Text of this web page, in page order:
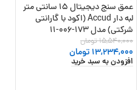
-15%
عمق سنج دیجیتال 15 سانتی متر
لبه دار Accud (اکود با گارانتی
شرکتی) مدل 173-006-11
15,540,000تومان
13,234,000 تومان
افزودن به سبد خرید